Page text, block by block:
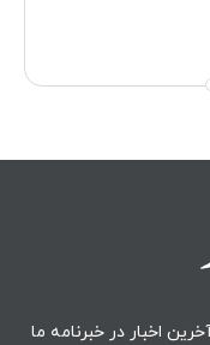
اخبار در خبرنامه ما